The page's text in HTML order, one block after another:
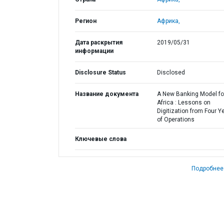
Регион Африка,
Дата раскрытия
информации
2019/05/31
Disclosure Status Disclosed
Название документа
A New Banking Model
Africa : Lessons on
Digitization from Four
of Operations
Ключевые слова
Подробнее